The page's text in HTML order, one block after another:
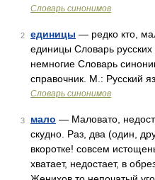
Словарь синонимов
2 единицы — редко кто,
единицы Словарь
немногие Словарь
справочник. М.: Русский
Словарь синонимов
3 мало — Маловато,
скудно. Раз, два (один,
вкоротке! совсем
хватает, недостает, в